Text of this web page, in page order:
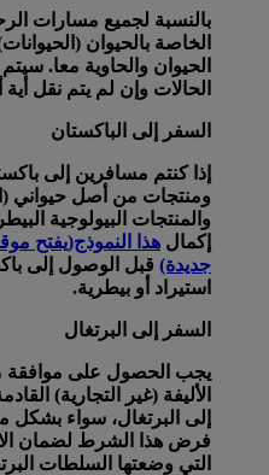
بالنسبة لجميع مسارات
الخاصة بالحيوان
الحيوان والحاوية معا.
الحالات وإن لم يتم نقل
السفر إلى الباكستان
إذا كنتم مسافرين إلى
ومنتجات من أصل حيواني
والمنتجات البيولوجية
إكمال هذا النموذج(يفتح
جديدة) قبل الوصول إلى
استيراد أو بيطرية.
السفر إلى البرتغال
يجب الحصول على موافقة
الأليفة (غير التجارية)
إلى البرتغال، سواء بشكل
فرض هذا الشرط لضمان
التي وضعتها السلطات